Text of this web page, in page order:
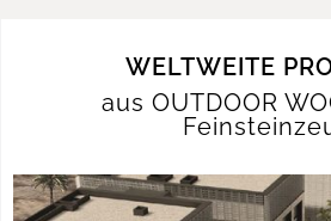
WELTWEITE
aus OUTDOOR